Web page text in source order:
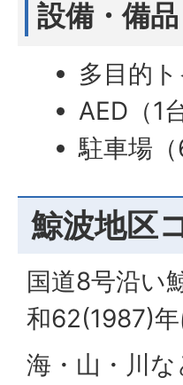
設備・備品
多目的
AED（1
駐車場（
鯨波地区
国道8号沿い
和62(1987)年
海・山・川